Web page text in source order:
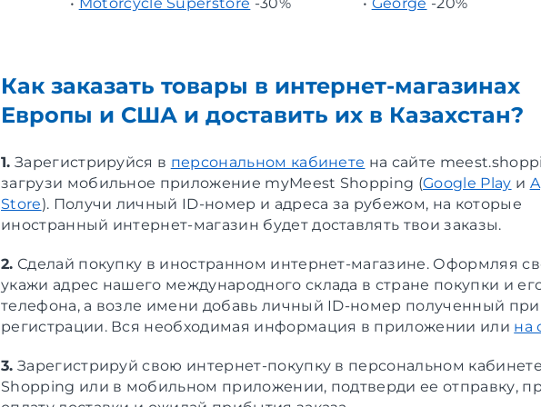
Как заказать товары в интернет-магазинах
Европы и США и доставить их в Казахстан?
1. Зарегистрируйся в персональном кабинете на сайте
загрузи мобильное приложение myMeest Shopping (Google Play и
Store). Получи личный ID-номер и адреса за рубежом, на которые
иностранный интернет-магазин будет доставлять твои заказы.
2. Сделай покупку в иностранном интернет-магазине. Оформляя
укажи адрес нашего международного склада в стране покупки и
телефона, а возле имени добавь личный ID-номер полученный при
регистрации. Вся необходимая информация в приложении или на
3. Зарегистрируй свою интернет-покупку в персональном
Shopping или в мобильном приложении, подтверди ее отправку,